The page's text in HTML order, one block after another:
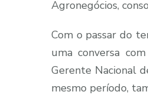
Agronegócios,
Com o passar do
uma conversa
Gerente Nacional
mesmo período,